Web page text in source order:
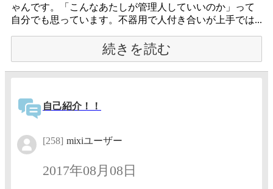
ゃんです。「こんなあたしが管理人していいのか」って
自分でも思っています。不器用で人付き合いが上手では...
続きを読む
自己紹介！！
[258] mixiユーザー
2017年08月08日